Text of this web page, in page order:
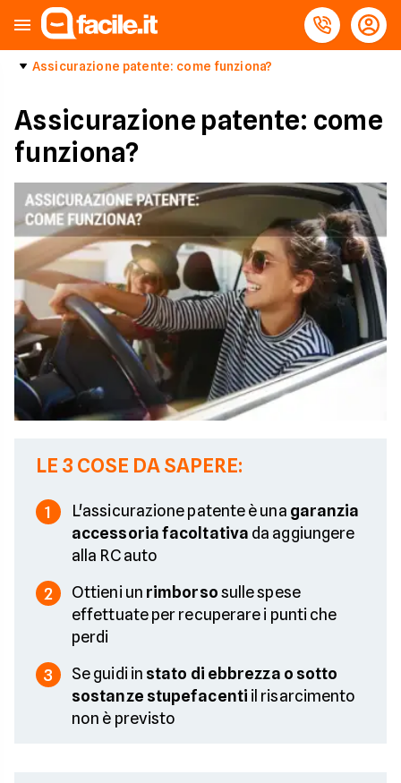
Assicurazione patente: come funziona?
Assicurazione patente: come
funziona?
LE 3 COSE DA SAPERE:
1 L'assicurazione patente è una garanzia
accessoria facoltativa da aggiungere
alla RC auto
2 Ottieni un rimborsosulle spese
effettuate per recuperare i punti che
perdi
3 Se guidi in stato di ebbrezza o sotto
sostanze stupefacenti il risarcimento
non è previsto